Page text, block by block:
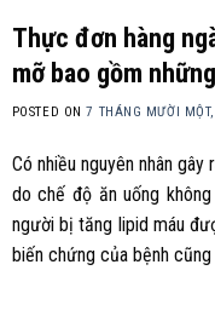
Thực đơn hàng
mỡ bao gồm
POSTED ON7 THÁNG MƯỜI
Có nhiều nguyên nhân
do chế độ ăn uống
người bị tăng lipid máu
biến chứng của bệnh